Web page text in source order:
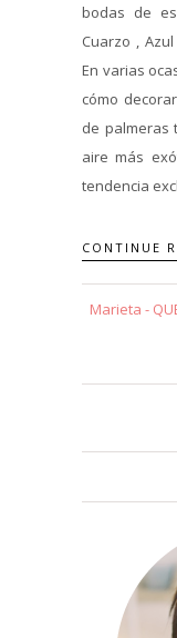
bodas de
Cuarzo ,
En varias
cómo
de palmeras
aire más
tendencia
CONTINUE
Marieta -